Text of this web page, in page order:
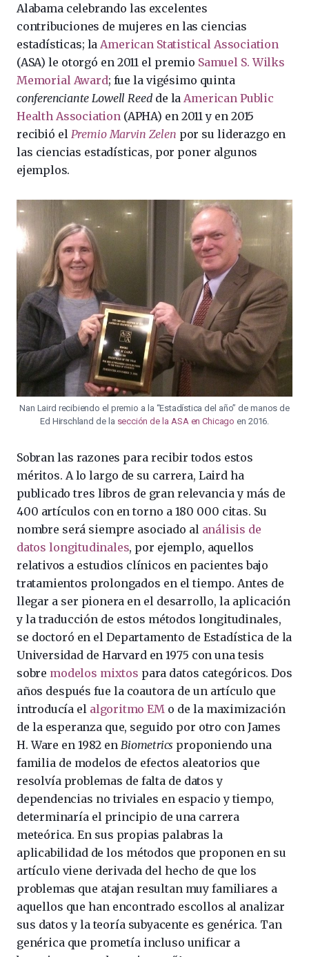
Alabama celebrando las excelentes
contribuciones de mujeres en las ciencias
estadísticas; la American Statistical Association
(ASA) le otorgó en 2011 el premio Samuel S. Wilks
Memorial Award; fue la vigésimo quinta
conferenciante Lowell Reed de la American Public
Health Association (APHA) en 2011 y en 2015
recibió el Premio Marvin Zelen por su liderazgo en
las ciencias estadísticas, por poner algunos
ejemplos.
Nan Laird recibiendo el premio a la “Estadística del año” de manos de
Ed Hirschland de la sección de la ASA en Chicago en 2016.
Sobran las razones para recibir todos estos
méritos. A lo largo de su carrera, Laird ha
publicado tres libros de gran relevancia y más de
400 artículos con en torno a 180 000 citas. Su
nombre será siempre asociado al análisis de
datos longitudinales, por ejemplo, aquellos
relativos a estudios clínicos en pacientes bajo
tratamientos prolongados en el tiempo. Antes de
llegar a ser pionera en el desarrollo, la aplicación
y la traducción de estos métodos longitudinales,
se doctoró en el Departamento de Estadística de la
Universidad de Harvard en 1975 con una tesis
sobre modelos mixtos para datos categóricos. Dos
años después fue la coautora de un artículo que
introducía el algoritmo EM o de la maximización
de la esperanza que, seguido por otro con James
H. Ware en 1982 enBiometrics proponiendo una
familia de modelos de efectos aleatorios que
resolvía problemas de falta de datos y
dependencias no triviales en espacio y tiempo,
determinaría el principio de una carrera
meteórica. En sus propias palabras la
aplicabilidad de los métodos que proponen en su
artículo viene derivada del hecho de que los
problemas que atajan resultan muy familiares a
aquellos que han encontrado escollos al analizar
sus datos y la teoría subyacente es genérica. Tan
genérica que prometía incluso unificar a